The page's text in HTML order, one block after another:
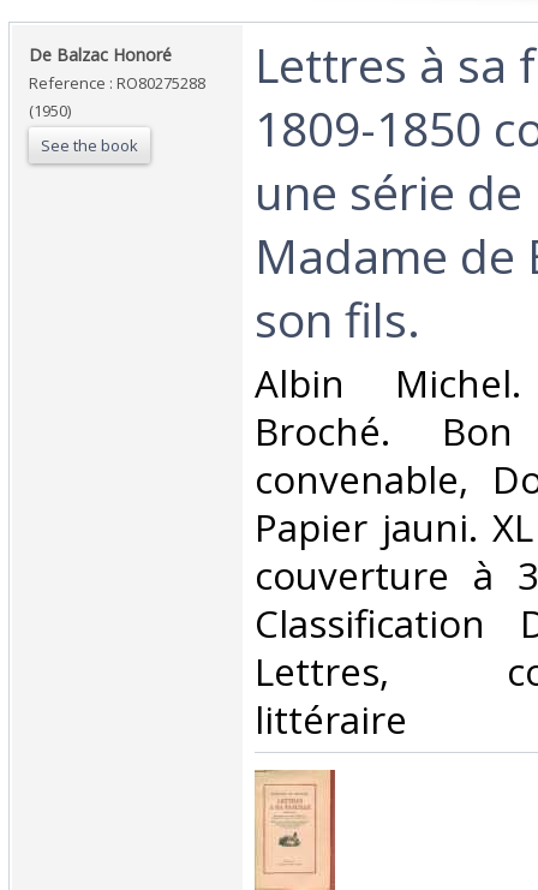
‎De Balzac Honoré‎
Reference : RO80275288
(1950)
See the book
‎Lettres à sa
1809-1850
une série
Madame de
son fils.‎
‎Albin
Broché.
convenable,
Papier jauni.
couverture à
Classification
Lettres,
littéraire‎